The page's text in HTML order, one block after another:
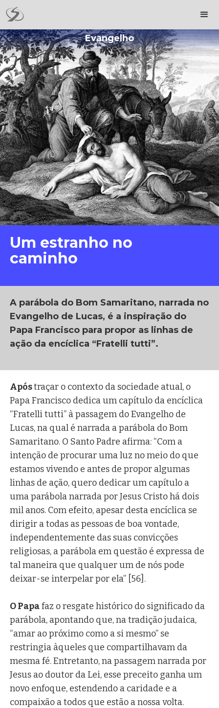
Evangelho
istock: TonyBaggett
Um estranho no
caminho
A parábola do Bom Samaritano, narrada no
Evangelho de Lucas, é a inspiração do
Papa Francisco para propor as linhas de
ação da encíclica “Fratelli tutti”.
Apóstraçar o contexto da sociedade atual, o
Papa Francisco dedica um capítulo da encíclica
“Fratelli tutti” à passagem do Evangelho de
Lucas, na qual é narrada a parábola do Bom
Samaritano. O Santo Padre afirma: “Com a
intenção de procurar uma luz no meio do que
estamos vivendo e antes de propor algumas
linhas de ação, quero dedicar um capítulo a
uma parábola narrada por Jesus Cristo há dois
mil anos. Com efeito, apesar desta encíclica se
dirigir a todas as pessoas de boa vontade,
independentemente das suas convicções
religiosas, a parábola em questão é expressa de
tal maneira que qualquer um de nós pode
deixar-se interpelar por ela” [56].
O Papafaz o resgate histórico do significado da
parábola, apontando que, na tradição judaica,
“amar ao próximo como a si mesmo” se
restringia àqueles que compartilhavam da
mesma fé. Entretanto, na passagem narrada por
Jesus ao doutor da Lei, esse preceito ganha um
novo enfoque, estendendo a caridade e a
compaixão a todos que estão a nossa volta.